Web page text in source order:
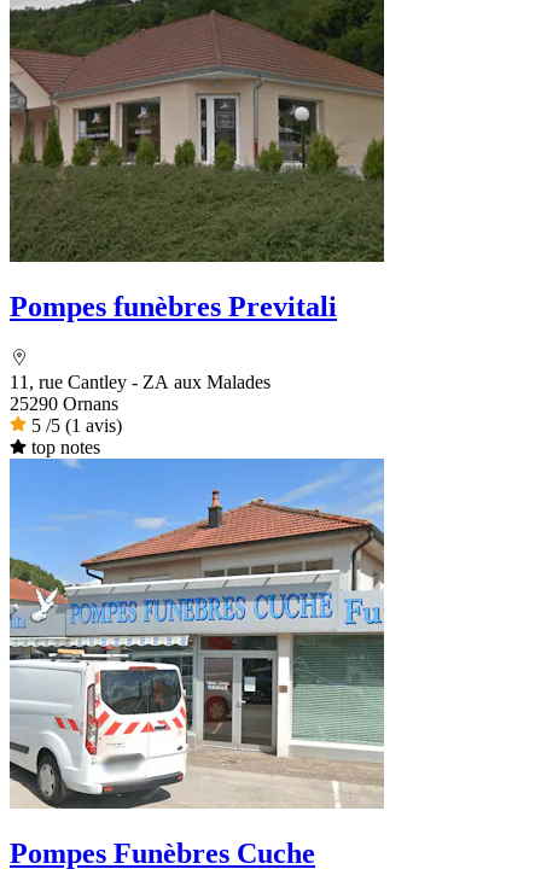
Pompes funèbres Previtali
11, rue Cantley - ZA aux Malades
25290 Ornans
5 /5 (1 avis)
top notes
Pompes Funèbres Cuche